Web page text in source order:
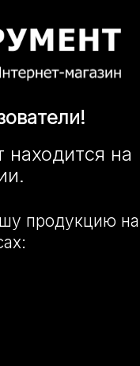
находится на
продукцию на